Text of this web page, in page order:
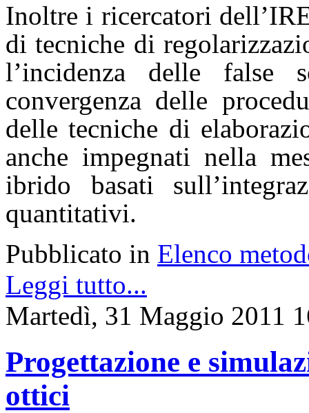
Inoltre i ricercatori
di tecniche di
l’incidenza delle
convergenza delle
delle tecniche di
anche impegnati nella
ibrido basati
quantitativi.
Pubblicato in Elenco
Leggi tutto...
Martedì, 31 Maggio 2011
Progettazione e
ottici